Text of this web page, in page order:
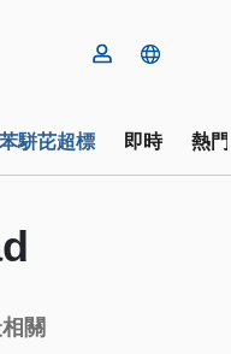
駢芘超標 即時 熱
關